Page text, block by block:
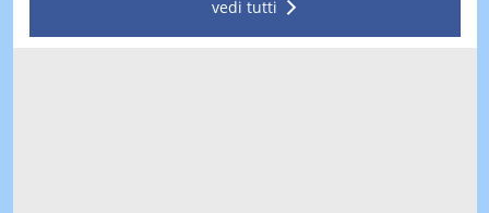
vedi tutti